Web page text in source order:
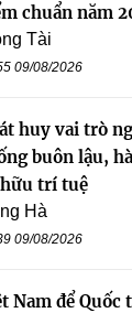
chuẩn năm
Tài
09/08/2026
huy vai trò
buôn lậu,
trí tuệ
Hà
09/08/2026
Nam để Quốc